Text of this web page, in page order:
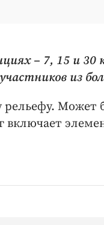
– 7, 15 и
из
Может